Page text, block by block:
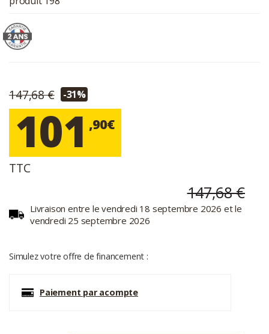
147,68 € -31%
101 ,90€
TTC
147,68 €
Livraison entre le vendredi 18 septembre 2026 et le
vendredi 25 septembre 2026
Simulez votre offre de financement :
Paiement par acompte